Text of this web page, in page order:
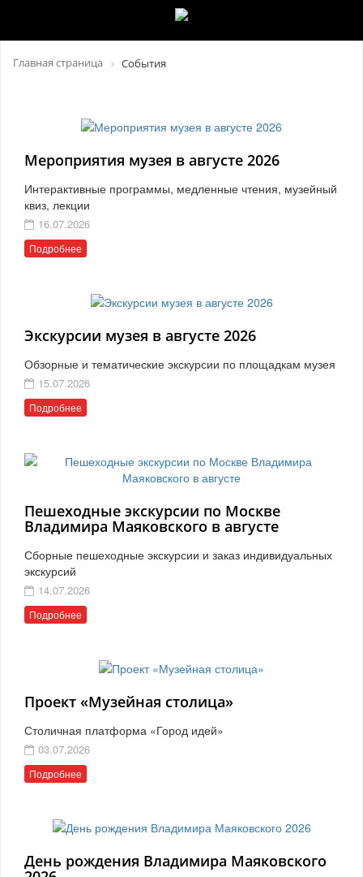
Главная страница События
Мероприятия музея в августе 2026
Интерактивные программы, медленные чтения, музейный
квиз, лекции
16.07.2026
Подробнее
Экскурсии музея в августе 2026
Обзорные и тематические экскурсии по площадкам музея
15.07.2026
Подробнее
Пешеходные экскурсии по Москве
Владимира Маяковского в августе
Сборные пешеходные экскурсии и заказ индивидуальных
экскурсий
14.07.2026
Подробнее
Проект «Музейная столица»
Столичная платформа «Город идей»
03.07.2026
Подробнее
День рождения Владимира Маяковского